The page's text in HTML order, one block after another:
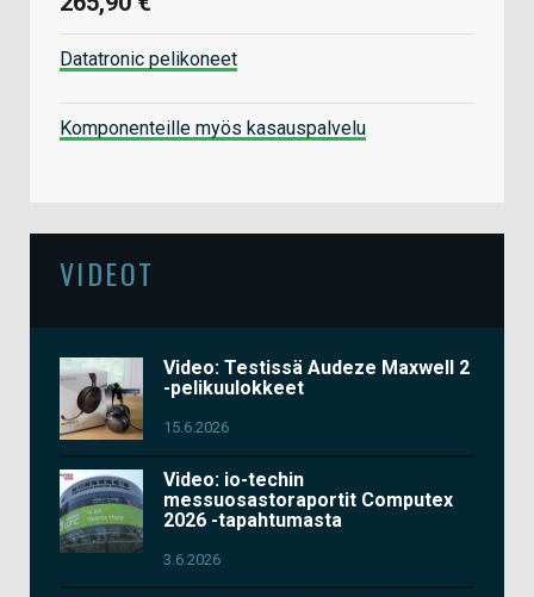
Datatronic pelikoneet
Komponenteille myös kasauspalvelu
VIDEOT
Video: Testissä Audeze Maxwell 2
-pelikuulokkeet
15.6.2026
Video: io-techin
messuosastoraportit Computex
2026 -tapahtumasta
3.6.2026